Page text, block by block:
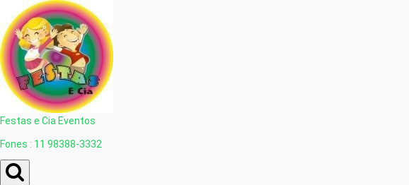
Festas e Cia Eventos
Fones : 11 98388-3332